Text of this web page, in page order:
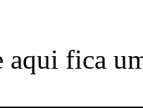
aqui fica